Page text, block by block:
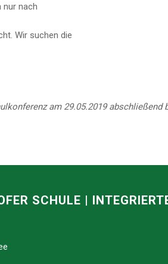
nur nach
Wir suchen die
am 29.05.2019
SCHULE |